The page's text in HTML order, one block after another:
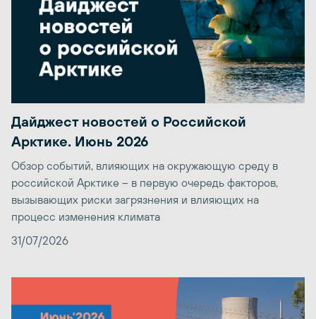
Дайджест новостей о Российской
Арктике. Июнь 2026
Обзор событий, влияющих на окружающую среду в
российской Арктике – в первую очередь факторов,
вызывающих риски загрязнения и влияющих на
процесс изменения климата
31/07/2026